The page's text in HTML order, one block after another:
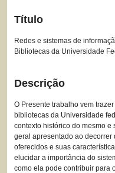
Título
Redes e sistemas de
Bibliotecas da Universidade
Descrição
O Presente trabalho vem
bibliotecas da Universidade
contexto histórico do mesmo
geral apresentado ao decorrer
oferecidos e suas
elucidar a importância do
como ela pode contribuir para